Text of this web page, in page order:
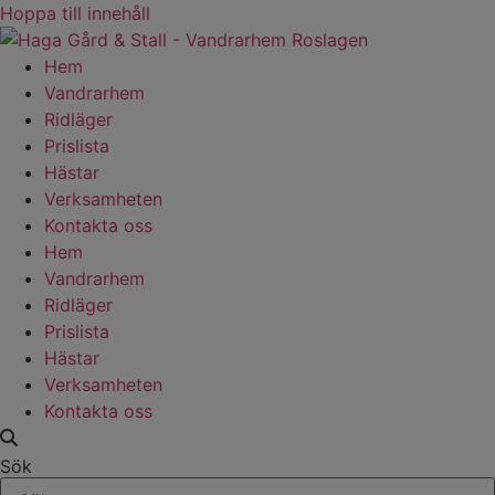
Hoppa till innehåll
Hem
Vandrarhem
Ridläger
Prislista
Hästar
Verksamheten
Kontakta oss
Hem
Vandrarhem
Ridläger
Prislista
Hästar
Verksamheten
Kontakta oss
Sök